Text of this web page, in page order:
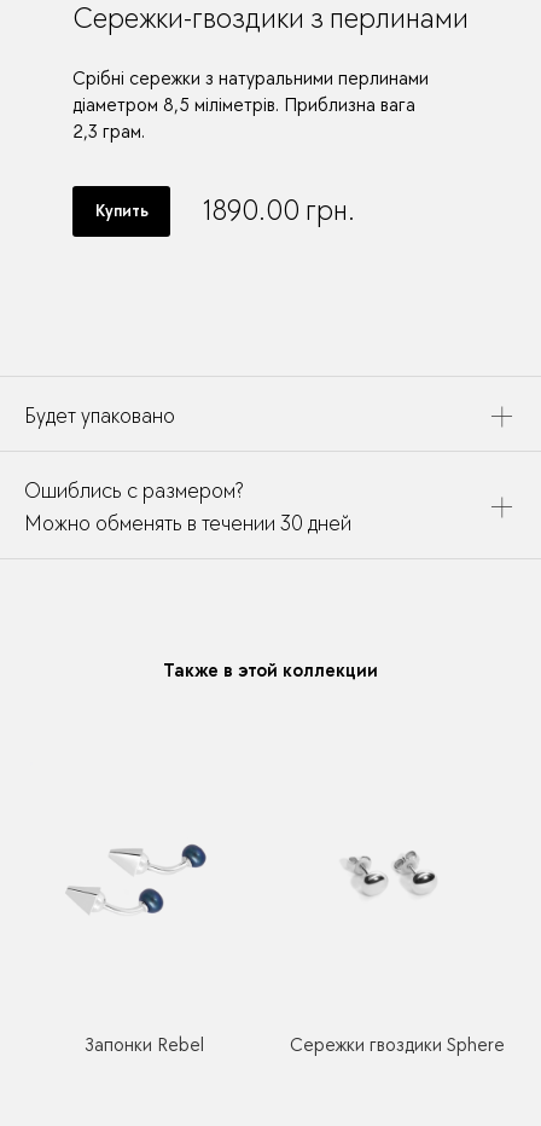
Сережки-гвоздики з перлинами
Срібні сережки з натуральними перлинами
діаметром 8,5 міліметрів. Приблизна вага
2,3 грам.
Купить 1890.00 грн.
Будет упаковано
дополнено открыткой, паспортом украшения и
собрано в подарочный пакет
Ошиблись с размером?
Можно обменять в течении 30 дней
Также в этой коллекции
Запонки Rebel Сережки гвоздики Sphere